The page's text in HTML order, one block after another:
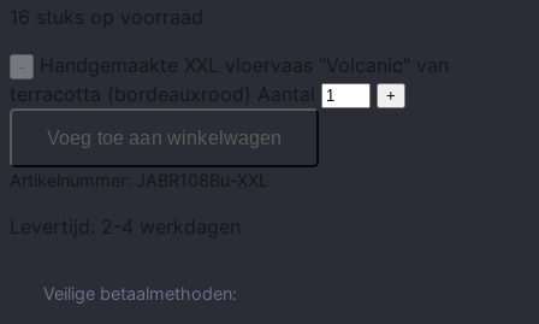
16 stuks op voorraad
Handgemaakte XXL vloervaas "Volcanic" van
terracotta (bordeauxrood) Aantal
Voeg toe aan winkelwagen
Artikelnummer: JABR108Bu-XXL
Levertijd: 2-4 werkdagen
Veilige betaalmethoden: